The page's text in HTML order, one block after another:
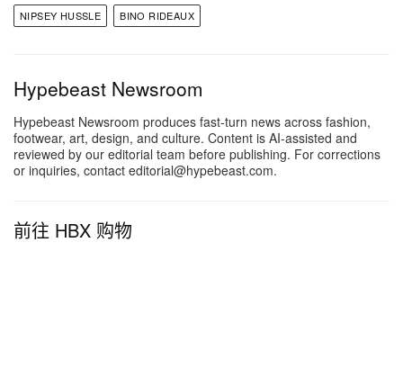
NIPSEY HUSSLE BINO RIDEAUX
Hypebeast Newsroom
Hypebeast Newsroom produces fast-turn news across fashion,
footwear, art, design, and culture. Content is AI-assisted and
reviewed by our editorial team before publishing. For corrections
or inquiries, contact editorial@hypebeast.com.
前往 HBX 购物